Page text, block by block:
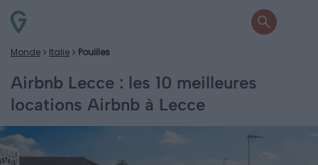
Monde Italie Pouilles
Airbnb Lecce : les 10 meilleures
locations Airbnb à Lecce